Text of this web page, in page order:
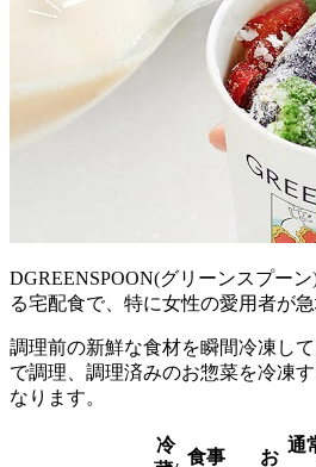
DGREENSPOON(グリーンスプー
る宅配食で、特に女性の愛用者が
調理前の新鮮な食材を瞬間冷凍し
で調理、調理済みのお惣菜を冷凍
なります。
冷
食事 お
通